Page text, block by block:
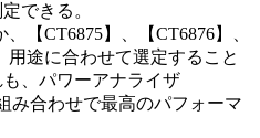
できる。
、【CT6875】、【CT6876】、
用途に合わせて選定すること
、パワーアナライザ
み合わせで最高のパフォーマ